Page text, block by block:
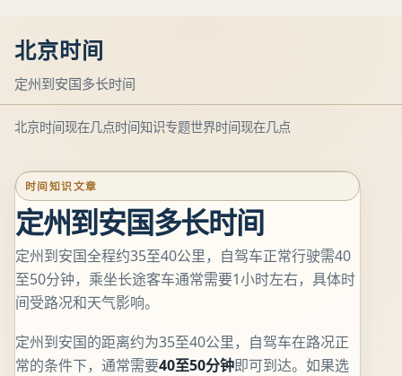
北京时间
定州到安国多长时间
北京时间现在几点时间知识专题世界时间现在几点
时间知识文章
定州到安国多长时间
定州到安国全程约35至40公里，自驾车正常行驶需40
至50分钟，乘坐长途客车通常需要1小时左右，具体时
间受路况和天气影响。
定州到安国的距离约为35至40公里，自驾车在路况正
常的条件下，通常需要40至50分钟即可到达。如果选